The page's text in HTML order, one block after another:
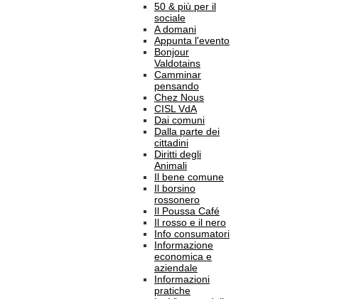
50 & più per il
sociale
A domani
Appunta l'evento
Bonjour
Valdotains
Camminar
pensando
Chez Nous
CISL VdA
Dai comuni
Dalla parte dei
cittadini
Diritti degli
Animali
Il bene comune
Il borsino
rossonero
Il Poussa Café
Il rosso e il nero
Info consumatori
Informazione
economica e
aziendale
Informazioni
pratiche